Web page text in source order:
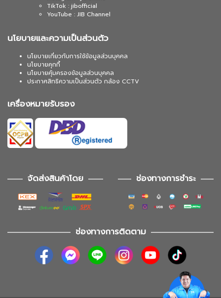
TikTok : jibofficial
YouTube : JIB Channel
นโยบายและความเป็นส่วนตัว
นโยบายเกี่ยวกับการใช้ข้อมูลส่วนบุคคล
นโยบายคุกกี้
นโยบายคุ้มครองข้อมูลส่วนบุคคล
ประกาศสิทธิความเป็นส่วนตัว กล้อง CCTV
เครื่องหมายรับรอง
จัดส่งสินค้าโดย ช่องทางการชำระ
ช่องทางการติดตาม